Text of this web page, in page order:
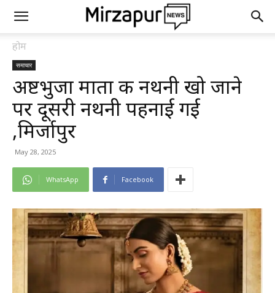
होम
समाचार
अष्टभुजा माता की नथनी खो जाने
पर दूसरी नथनी पहनाई गई
,मिर्जापुर
May 28, 2025
WhatsApp Facebook